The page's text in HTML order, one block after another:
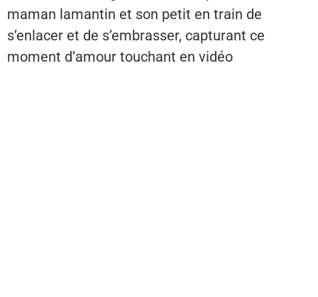
maman lamantin et son petit en train de
s’enlacer et de s’embrasser, capturant ce
moment d’amour touchant en vidéo